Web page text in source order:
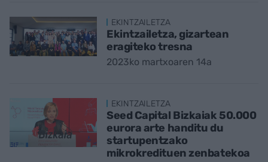
EKINTZAILETZA
Ekintzailetza, gizartean
eragiteko tresna
2023ko martxoaren 14a
EKINTZAILETZA
Seed Capital Bizkaiak 50.000
eurora arte handitu du
startupentzako
mikrokredituen zenbatekoa